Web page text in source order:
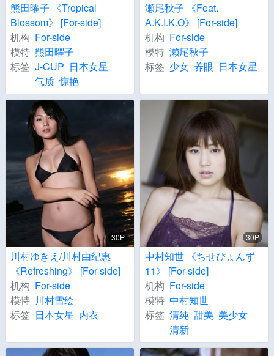
熊田曜子 《Tropical
Blossom》 [For-side]
机构 For-side
模特 熊田曜子
标签 J-CUP 日本女星
气质 惊艳
瀬尾秋子 《Feat.
A.K.I.K.O》 [For-side]
机构 For-side
模特 濑尾秋子
标签 少女 养眼 日本女星
30P
川村ゆきえ/川村由纪惠
《Refreshing》 [For-side]
机构 For-side
模特 川村雪绘
标签 日本女星 内衣
30P
中村知世 《ちせぴょんず
11》 [For-side]
机构 For-side
模特 中村知世
标签 清纯 甜美 美少女
清新